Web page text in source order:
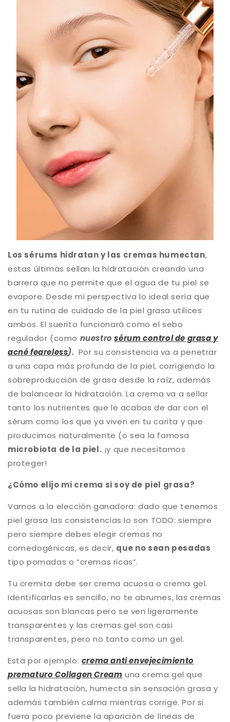
Los sérums hidratan y las cremas humectan,
estas últimas sellan la hidratación creando una
barrera que no permite que el agua de tu piel se
evapore. Desde mi perspectiva lo ideal sería que
en tu rutina de cuidado de la piel grasa utilices
ambos. El suerito funcionará como el sebo
regulador (como nuestrosérum control de grasa y
acné feareless). Por su consistencia va a penetrar
a una capa más profunda de la piel, corrigiendo la
sobreproducción de grasa desde la raíz, además
de balancear la hidratación. La crema va a sellar
tanto los nutrientes que le acabas de dar con el
sérum como los que ya viven en tu carita y que
producimos naturalmente (o sea la famosa
microbiota de la piel. ¡y que necesitamos
proteger!
¿Cómo elijo mi crema si soy de piel grasa?
Vamos a la elección ganadora: dado que tenemos
piel grasa las consistencias lo son TODO: siempre
pero siempre debes elegir cremas no
comedogénicas, es decir, que no sean pesadas
tipo pomadas o “cremas ricas”.
Tu cremita debe ser crema acuosa o crema gel.
Identificarlas es sencillo, no te abrumes, las cremas
acuosas son blancas pero se ven ligeramente
transparentes y las cremas gel son casi
transparentes, pero no tanto como un gel.
Esta por ejemplo: crema anti envejecimiento
prematuro Collagen Cream una crema gel que
sella la hidratación, humecta sin sensación grasa y
además también calma mientras corrige. Por si
fuera poco previene la aparición de líneas de